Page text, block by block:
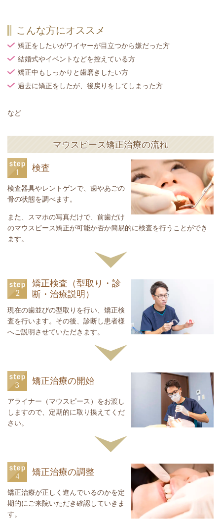
こんな方にオススメ
矯正をしたいがワイヤーが目立つから嫌だった方
結婚式やイベントなどを控えている方
矯正中もしっかりと歯磨きしたい方
過去に矯正をしたが、後戻りをしてしまった方
など
マウスピース矯正治療の流れ
検査
検査器具やレントゲンで、歯やあごの
骨の状態を調べます。
また、スマホの写真だけで、前歯だけ
のマウスピース矯正が可能か否か簡易的に検査を行うことができ
ます。
矯正検査（型取り・診
断・治療説明）
現在の歯並びの型取りを行い、矯正検
査を行います。その後、診断し患者様
へご説明させていただきます。
矯正治療の開始
アライナー（マウスピース）をお渡し
しますので、定期的に取り換えてくだ
さい。
矯正治療の調整
矯正治療が正しく進んでいるのかを定
期的にご来院いただき確認していきま
す。